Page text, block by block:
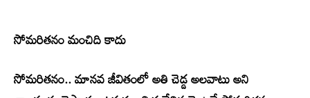
సోమరితనం మంచిది కాదు
సోమరితనం.. మానవ జీవితంలో అతి చెడ్డ అలవాటు అని